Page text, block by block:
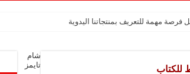
مهمة للتعريف بمنتجاتنا اليدوية
بالمنتجات المحلية ودعم المشاريع الصغيرة
للكتاب
شام
تايمز